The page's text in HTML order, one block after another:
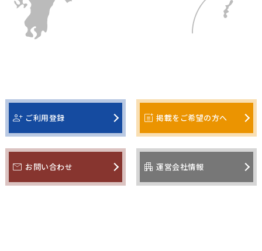
person_add ご利用登録 post_add 掲載をご希望の方へ
mail お問い合わせ apartment 運営会社情報